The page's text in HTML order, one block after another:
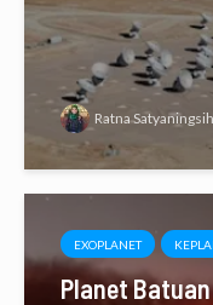
Ratna Satyaningsih
EXOPLANET
Planet